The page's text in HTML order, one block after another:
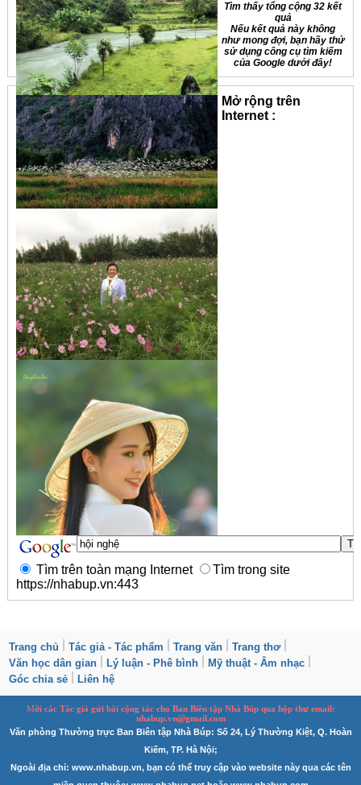
Tìm thấy tổng cộng 32 kết
quả
Nếu kết quả này không
như mong đợi, bạn hãy thử
sử dụng công cụ tìm kiếm
của Google dưới đây!
Mở rộng trên
Internet :
Tìm trên toàn mạng Internet
Tìm trong site
https://nhabup.vn:443
Trang chủ Tác giả - Tác phẩm Trang văn
Trang thơ
Văn học dân gian
Lý luận - Phê bình
Mỹ thuật - Âm nhạc
Góc chia sẻ
Liên hệ
Mời các Tác giả gửi bài cộng táccho Ban Biên tập Nhà Búp qua hộp thư email:
nhabup.vn@gmail.com
Văn phòng Thường trực Ban Biên tập Nhà Búp: Số 24, Lý Thường Kiệt, Q. Hoàn
Kiếm, TP. Hà Nội;
Ngoài địa chỉ: www.nhabup.vn, bạn có thể truy cập vào website này qua các tên